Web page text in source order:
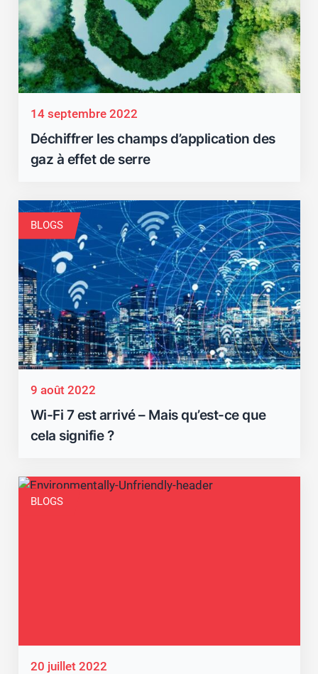
14 septembre 2022
Déchiffrer les champs d’application des
gaz à effet de serre
BLOGS
9 août 2022
Wi-Fi 7 est arrivé – Mais qu’est-ce que
cela signifie ?
BLOGS
20 juillet 2022